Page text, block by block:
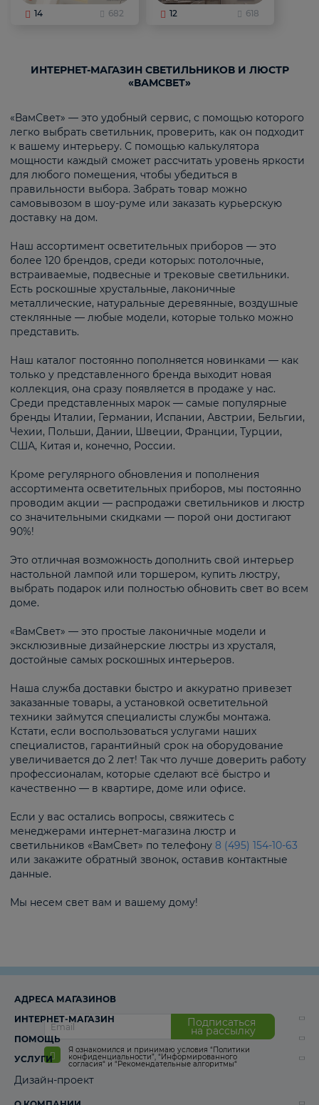
14 682 12 618
ИНТЕРНЕТ-МАГАЗИН СВЕТИЛЬНИКОВ И ЛЮСТР
«ВАМСВЕТ»
«ВамСвет» — это удобный сервис, с помощью которого
легко выбрать светильник, проверить, как он подходит
к вашему интерьеру. С помощью калькулятора
мощности каждый сможет рассчитать уровень яркости
для любого помещения, чтобы убедиться в
правильности выбора. Забрать товар можно
самовывозом в шоу-руме или заказать курьерскую
доставку на дом.
Наш ассортимент осветительных приборов — это
более 120 брендов, среди которых: потолочные,
встраиваемые, подвесные и трековые светильники.
Есть роскошные хрустальные, лаконичные
металлические, натуральные деревянные, воздушные
стеклянные — любые модели, которые только можно
представить.
Наш каталог постоянно пополняется новинками — как
только у представленного бренда выходит новая
коллекция, она сразу появляется в продаже у нас.
Среди представленных марок — самые популярные
бренды Италии, Германии, Испании, Австрии, Бельгии,
Чехии, Польши, Дании, Швеции, Франции, Турции,
США, Китая и, конечно, России.
Кроме регулярного обновления и пополнения
ассортимента осветительных приборов, мы постоянно
проводим акции — распродажи светильников и люстр
со значительными скидками — порой они достигают
90%!
Это отличная возможность дополнить свой интерьер
настольной лампой или торшером, купить люстру,
выбрать подарок или полностью обновить свет во всем
доме.
«ВамСвет» — это простые лаконичные модели и
эксклюзивные дизайнерские люстры из хрусталя,
достойные самых роскошных интерьеров.
Наша служба доставки быстро и аккуратно привезет
заказанные товары, а установкой осветительной
техники займутся специалисты службы монтажа.
Кстати, если воспользоваться услугами наших
специалистов, гарантийный срок на оборудование
увеличивается до 2 лет! Так что лучше доверить работу
профессионалам, которые сделают всё быстро и
качественно — в квартире, доме или офисе.
Если у вас остались вопросы, свяжитесь с
менеджерами интернет-магазина люстр и
светильников «ВамСвет» по телефону 8 (495) 154-10-63
или закажите обратный звонок, оставив контактные
данные.
Мы несем свет вам и вашему дому!
Подписаться
на рассылку
Я ознакомился и принимаю условия “Политики
конфиденциальности”, “Информированного
согласия“ и “Рекомендательные алгоритмы“
АДРЕСА МАГАЗИНОВ
ИНТЕРНЕТ-МАГАЗИН
ПОМОЩЬ
УСЛУГИ
Дизайн-проект